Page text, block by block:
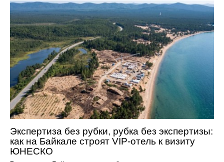
Экспертиза без рубки, рубка без экспертизы:
как на Байкале строят VIP-отель к визиту
ЮНЕСКО